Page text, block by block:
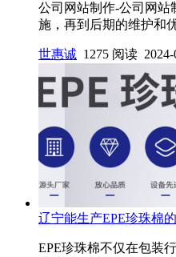
公司网站制作-公司网站
施，再到后期的维护和
世惠诚 1275 阅读 2024-
辽宁能生产EPE珍珠棉
EPE珍珠棉不仅在包装